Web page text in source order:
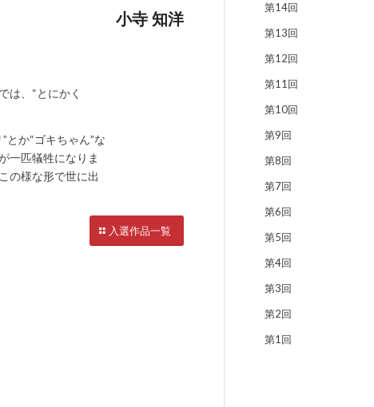
小寺 知洋
は、“とにかく
とか“ゴキちゃん”な
一匹犠牲になりま
の様な形で世に出
入選作品一覧
第14回
第13回
第12回
第11回
第10回
第9回
第8回
第7回
第6回
第5回
第4回
第3回
第2回
第1回